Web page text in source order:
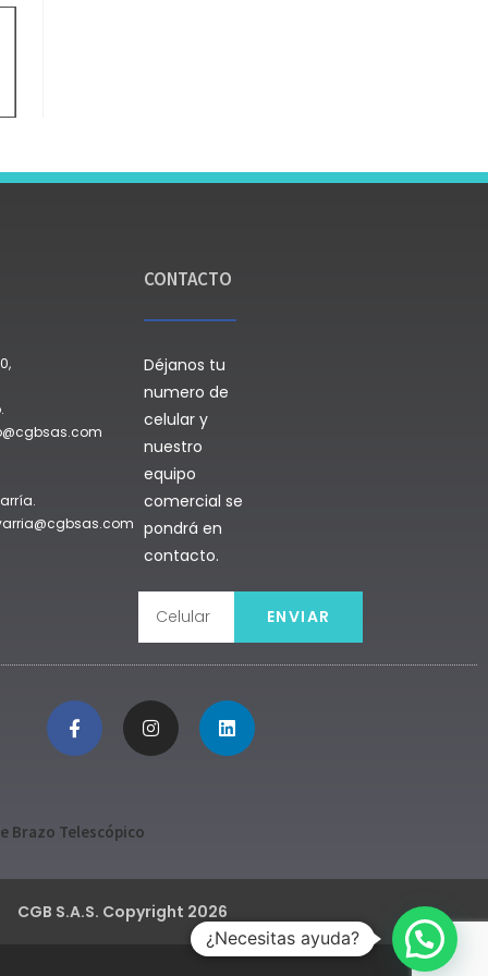
CONTACTO
Déjanos tu
numero de
celular y
nuestro
equipo
comercial se
pondrá en
contacto.
ENVIAR
Brazo Telescópico
CGB S.A.S. Copyright 2026
¿Necesitas ayuda?